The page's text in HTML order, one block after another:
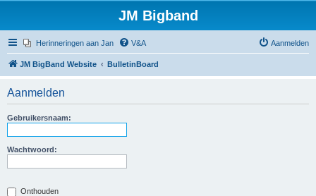
JM Bigband
Herinneringen aan Jan V&A Aanmelden
JM BigBand Website BulletinBoard
Aanmelden
Gebruikersnaam:
Wachtwoord:
Onthouden